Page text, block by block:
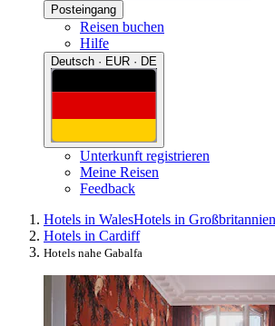
Posteingang
Reisen buchen
Hilfe
Deutsch · EUR · DE
Unterkunft registrieren
Meine Reisen
Feedback
Hotels in WalesHotels in Großbritannien
Hotels in Cardiff
Hotels nahe Gabalfa